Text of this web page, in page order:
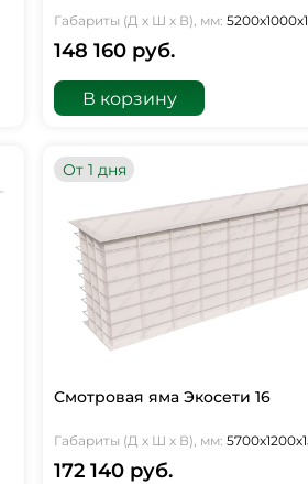
Габариты (Д х Ш х В), мм:
148 160 руб.
В корзину
От 1 дня
Смотровая яма Экосети 16
Габариты (Д х Ш х В), мм:
172 140 руб.